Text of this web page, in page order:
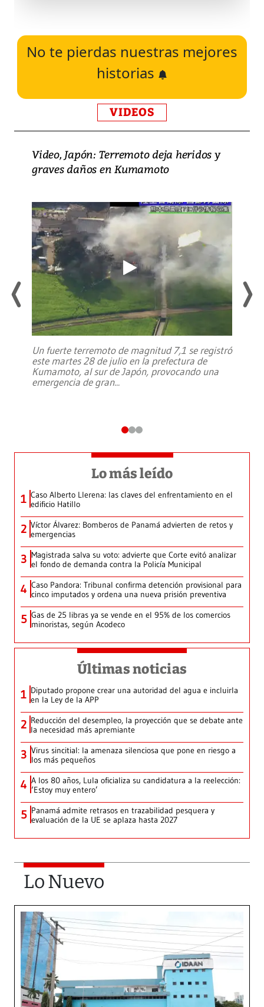
No te pierdas nuestras mejores
historias
VIDEOS
Video, Japón: Terremoto deja heridos y
graves daños en Kumamoto
Un fuerte terremoto de magnitud 7,1 se registró
este martes 28 de julio en la prefectura de
Kumamoto, al sur de Japón, provocando una
emergencia de gran...
Lo más leído
1 Caso Alberto Llerena: las claves del enfrentamiento en el
edificio Hatillo
2 Víctor Álvarez: Bomberos de Panamá advierten de retos y
emergencias
3 Magistrada salva su voto: advierte que Corte evitó analizar
el fondo de demanda contra la Policía Municipal
4 Caso Pandora: Tribunal confirma detención provisional para
cinco imputados y ordena una nueva prisión preventiva
5 Gas de 25 libras ya se vende en el 95% de los comercios
minoristas, según Acodeco
Últimas noticias
1 Diputado propone crear una autoridad del agua e incluirla
en la Ley de la APP
2 Reducción del desempleo, la proyección que se debate ante
la necesidad más apremiante
3 Virus sincitial: la amenaza silenciosa que pone en riesgo a
los más pequeños
4 A los 80 años, Lula oficializa su candidatura a la reelección:
‘Estoy muy entero’
5 Panamá admite retrasos en trazabilidad pesquera y
evaluación de la UE se aplaza hasta 2027
Lo Nuevo